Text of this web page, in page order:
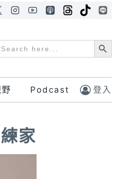
Search Button
Podcast 登入
家